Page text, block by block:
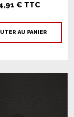
€ TTC
AU PANIER